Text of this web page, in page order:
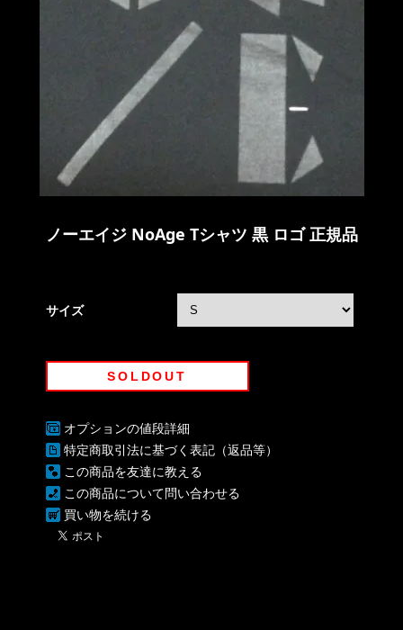
ノーエイジ NoAge Tシャツ 黒 ロゴ 正規品
サイズ
SOLDOUT
オプションの値段詳細
特定商取引法に基づく表記（返品等）
この商品を友達に教える
この商品について問い合わせる
買い物を続ける